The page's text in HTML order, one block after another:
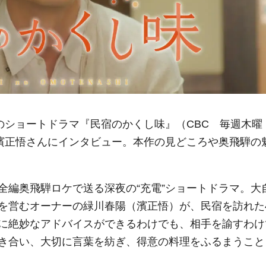
ショートドラマ『民宿のかくし味』（CBC 毎週木
悟さんにインタビュー。 本作の見どころや奥飛騨の
奥飛騨ロケで送る深夜の“充電”ショートドラマ。大
営むオーナーの緑川春陽（濱正悟）が、民宿を訪れ
絶妙なアドバイスができるわけでも、相手を諭すわ
合い、大切に言葉を紡ぎ、得意の料理をふるまうこと